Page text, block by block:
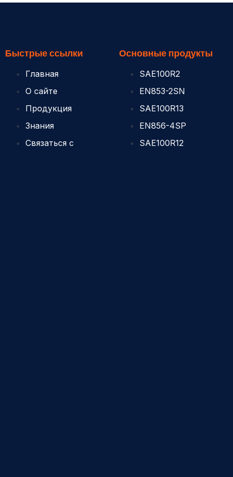
Быстрые ссылки
Главная
О сайте
Продукция
Знания
Связаться с
Основные продукты
SAE100R2
EN853-2SN
SAE100R13
EN856-4SP
SAE100R12